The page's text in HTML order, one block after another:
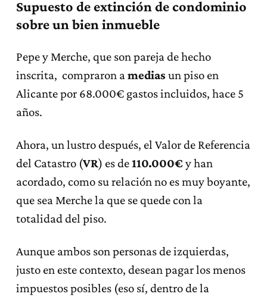
Supuesto de extinción de condominio
sobre un bien inmueble
Pepe y Merche, que son pareja de hecho
inscrita, compraron amedias un piso en
Alicante por 68.000€ gastos incluidos, hace 5
años.
Ahora, un lustro después, el Valor de Referencia
del Catastro (VR) es de110.000€y han
acordado, como su relación no es muy boyante,
que sea Merche la que se quede con la
totalidad del piso.
Aunque ambos son personas de izquierdas,
justo en este contexto, desean pagar los menos
impuestos posibles (eso sí, dentro de la